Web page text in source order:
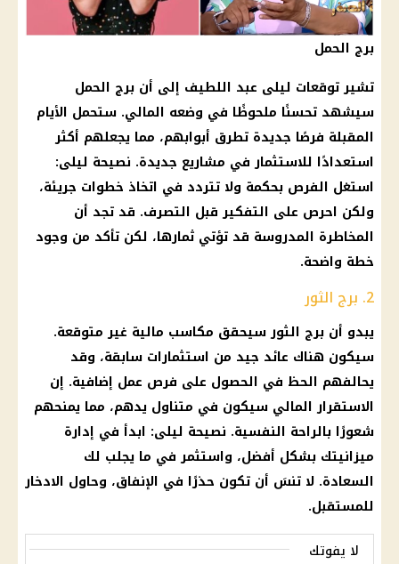
برج الحمل
تشير توقعات ليلى عبد اللطيف إلى أن برج الحمل
سيشهد تحسنًا ملحوظًا في وضعه المالي. ستحمل الأيام
المقبلة فرصًا جديدة تطرق أبوابهم، مما يجعلهم أكثر
استعدادًا للاستثمار في مشاريع جديدة. نصيحة ليلى:
استغل الفرص بحكمة ولا تتردد في اتخاذ خطوات جريئة،
ولكن احرص على التفكير قبل التصرف. قد تجد أن
المخاطرة المدروسة قد تؤتي ثمارها، لكن تأكد من وجود
خطة واضحة.
2. برج الثور
يبدو أن برج الثور سيحقق مكاسب مالية غير متوقعة.
سيكون هناك عائد جيد من استثمارات سابقة، وقد
يحالفهم الحظ في الحصول على فرص عمل إضافية. إن
الاستقرار المالي سيكون في متناول يدهم، مما يمنحهم
شعورًا بالراحة النفسية. نصيحة ليلى: ابدأ في إدارة
ميزانيتك بشكل أفضل، واستثمر في ما يجلب لك
السعادة. لا تنسَ أن تكون حذرًا في الإنفاق، وحاول الادخار
للمستقبل.
لا يفوتك